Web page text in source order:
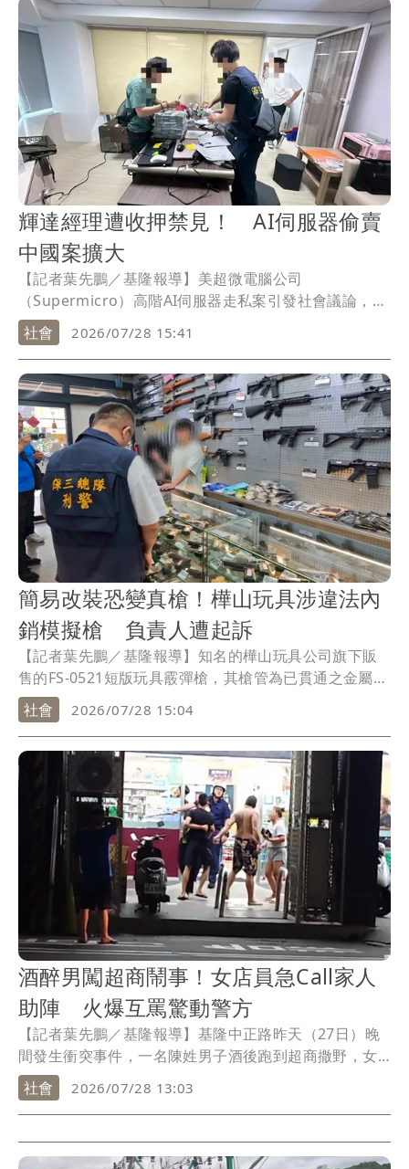
輝達經理遭收押禁見！ AI伺服器偷賣
中國案擴大
【記者葉先鵬／基隆報導】美超微電腦公司
（Supermicro）高階AI伺服器走私案引發社會議論，本
月24日基隆地檢署檢察官發動第三波搜索，並約談輝達
微公司的張姓經理，複訊後認為張男涉嫌重大，且有湮
滅證據、勾串之虞，向基隆地院聲請羈押禁見獲准。
社會 2026/07/28 15:41
簡易改裝恐變真槍！樺山玩具涉違法內
銷模擬槍 負責人遭起訴
【記者葉先鵬／基隆報導】知名的樺山玩具公司旗下販
售的FS-0521短版玩具霰彈槍，其槍管為已貫通之金屬材
質，官方鑑定屬於槍砲主要組成零件，原本只能專供外
銷，但該公司卻透過實體店面、網路持續在國內銷售，
台北地檢署日前指揮保三總隊搜查多家直營門市與下游
經銷商，共計查獲模擬槍、主要組成零件逾400支，今天
（28日）已依槍砲彈藥刀械管制條例起訴范姓負責人。
社會 2026/07/28 15:04
酒醉男闖超商鬧事！女店員急Call家人
助陣 火爆互罵驚動警方
【記者葉先鵬／基隆報導】基隆中正路昨天（27日）晚
間發生衝突事件，一名陳姓男子酒後跑到超商撒野，女
店員見狀遂打電話烙來父母親、弟弟助陣，雙方因此在
店門口爆發激烈口角，所幸警方及時趕抵隔開雙方，這
才避免肢體衝突發生，不過由於陳男情緒高漲，為防止
其造成自身與他人危害，後續已帶回派出所實施管束。
社會 2026/07/28 13:03